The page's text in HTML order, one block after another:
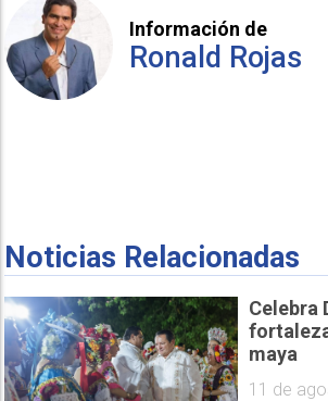
Información de
Ronald Rojas
Noticias Relacionadas
Celebra
maya
11 de